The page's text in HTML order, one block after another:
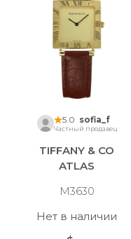
5.0 sofia_f
Частный продавец
TIFFANY & CO
ATLAS
M3630
Нет в наличии